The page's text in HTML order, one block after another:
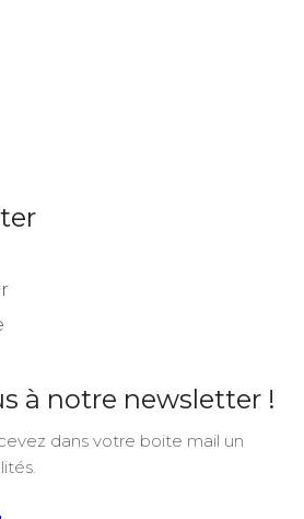
à notre newsletter !
dans votre boite mail un